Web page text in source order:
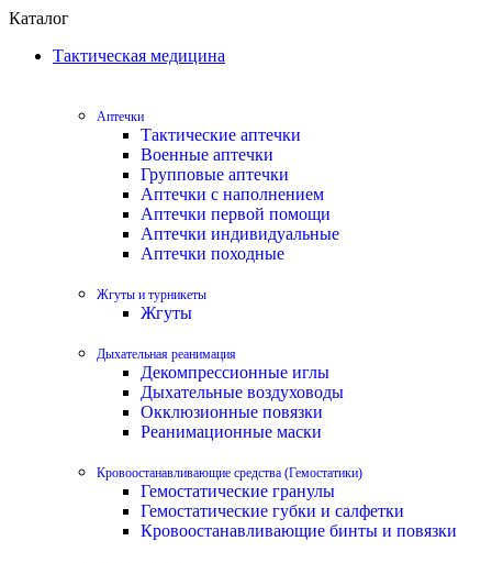
Каталог
Тактическая медицина
Аптечки
Тактические аптечки
Военные аптечки
Групповые аптечки
Аптечки с наполнением
Аптечки первой помощи
Аптечки индивидуальные
Аптечки походные
Жгуты и турникеты
Жгуты
Дыхательная реанимация
Декомпрессионные иглы
Дыхательные воздуховоды
Окклюзионные повязки
Реанимационные маски
Кровоостанавливающие средства (Гемостатики)
Гемостатические гранулы
Гемостатические губки и салфетки
Кровоостанавливающие бинты и повязки